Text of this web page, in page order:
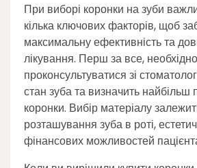
При виборі коронки на зуби
кілька ключових факторів, щоб
максимальну ефективність та
лікування. Перш за все, необхідно
проконсультуватися зі
стан зуба та визначить найбільш
коронки. Вибір матеріалу
розташування зуба в роті,
фінансових можливостей